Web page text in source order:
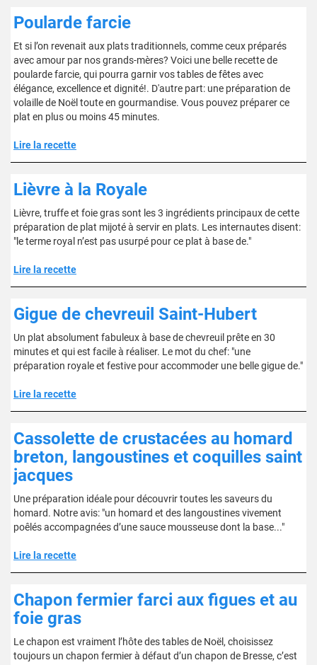
Poularde farcie
Et si l’on revenait aux plats traditionnels, comme ceux préparés
avec amour par nos grands-mères? Voici une belle recette de
poularde farcie, qui pourra garnir vos tables de fêtes avec
élégance, excellence et dignité!. D'autre part: une préparation de
volaille de Noël toute en gourmandise. Vous pouvez préparer ce
plat en plus ou moins 45 minutes.
Lire la recette
Lièvre à la Royale
Lièvre, truffe et foie gras sont les 3 ingrédients principaux de cette
préparation de plat mijoté à servir en plats. Les internautes disent:
"le terme royal n’est pas usurpé pour ce plat à base de."
Lire la recette
Gigue de chevreuil Saint-Hubert
Un plat absolument fabuleux à base de chevreuil prête en 30
minutes et qui est facile à réaliser. Le mot du chef: "une
préparation royale et festive pour accommoder une belle gigue de."
Lire la recette
Cassolette de crustacées au homard
breton, langoustines et coquilles saint
jacques
Une préparation idéale pour découvrir toutes les saveurs du
homard. Notre avis: "un homard et des langoustines vivement
poêlés accompagnées d’une sauce mousseuse dont la base..."
Lire la recette
Chapon fermier farci aux figues et au
foie gras
Le chapon est vraiment l’hôte des tables de Noël, choisissez
toujours un chapon fermier à défaut d’un chapon de Bresse, c’est